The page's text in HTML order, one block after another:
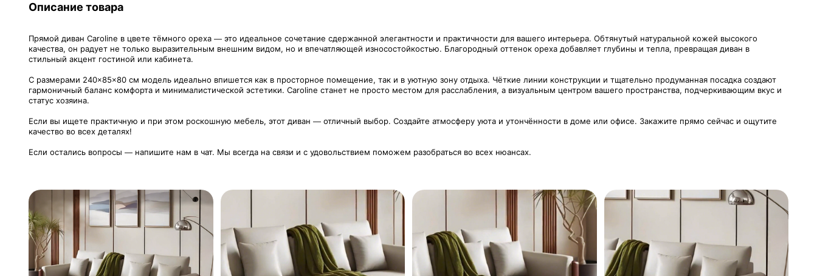
Описание товара
Прямой диван Caroline в цвете тёмного ореха — это идеальное сочетание сдержанной элегантности и практичности для вашего интерьера. Обтянутый натуральной кожей высокого
качества, он радует не только выразительным внешним видом, но и впечатляющей износостойкостью. Благородный оттенок ореха добавляет глубины и тепла, превращая диван в
стильный акцент гостиной или кабинета.
С размерами 240×85×80 см модель идеально впишется как в просторное помещение, так и в уютную зону отдыха. Чёткие линии конструкции и тщательно продуманная посадка создают
гармоничный баланс комфорта и минималистической эстетики. Caroline станет не просто местом для расслабления, а визуальным центром вашего пространства, подчеркивающим вкус и
статус хозяина.
Если вы ищете практичную и при этом роскошную мебель, этот диван — отличный выбор. Создайте атмосферу уюта и утончённости в доме или офисе. Закажите прямо сейчас и ощутите
качество во всех деталях!
Если остались вопросы — напишите нам в чат. Мы всегда на связи и с удовольствием поможем разобраться во всех нюансах.